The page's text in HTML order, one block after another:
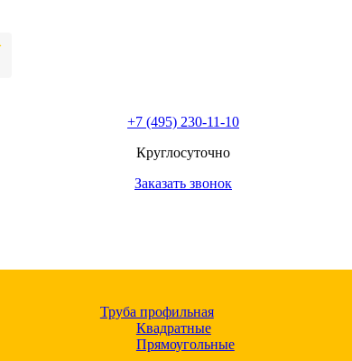
+7 (495) 230-11-10
Круглосуточно
Заказать звонок
Труба профильная
Квадратные
Прямоугольные